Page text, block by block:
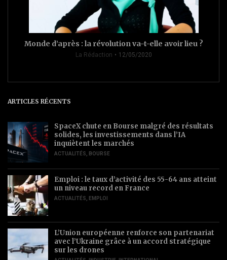
Monde d’après : la révolution va-t-elle avoir lieu ?
La Rédaction 12/05/2020
ARTICLES RÉCENTS
SpaceX chute en Bourse malgré des résultats
solides, les investissements dans l’IA
inquiètent les marchés
ACTUALITÉS BOURSE
Emploi : le taux d’activité des 55-64 ans atteint
un niveau record en France
ACTUALITÉS EMPLOI
L’Union européenne renforce son partenariat
avec l’Ukraine grâce à un accord stratégique
sur les drones